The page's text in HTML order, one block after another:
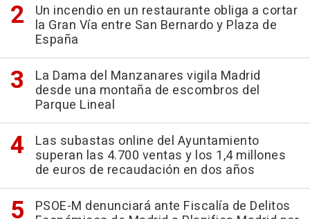
Un incendio en un restaurante obliga a cortar
la Gran Vía entre San Bernardo y Plaza de
España
La Dama del Manzanares vigila Madrid
desde una montaña de escombros del
Parque Lineal
Las subastas online del Ayuntamiento
superan las 4.700 ventas y los 1,4 millones
de euros de recaudación en dos años
PSOE-M denunciará ante Fiscalía de Delitos